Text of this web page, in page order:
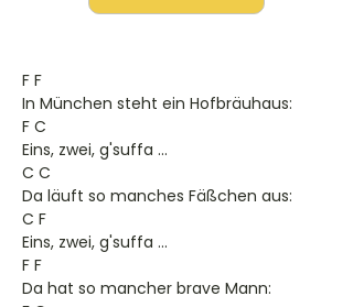
F F
In München steht ein Hofbräuhaus:
F C
Eins, zwei, g'suffa ...
C C
Da läuft so manches Fäßchen aus:
C F
Eins, zwei, g'suffa ...
F F
Da hat so mancher brave Mann: